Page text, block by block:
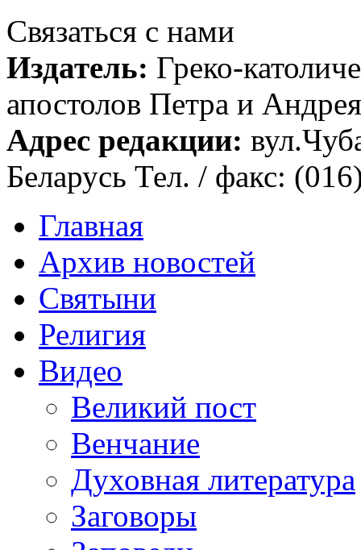
Связаться с нами
Издатель: Греко-
апостолов Петра и
Адрес редакции:
Беларусь Тел. / факс:
Главная
Архив новостей
Святыни
Религия
Видео
Великий пост
Венчание
Духовная литература
Заговоры